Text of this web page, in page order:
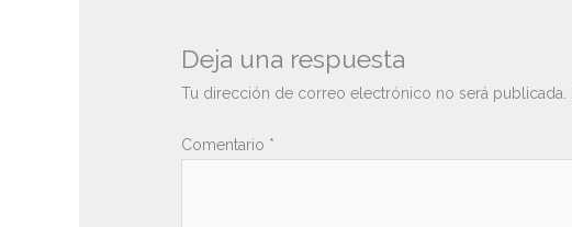
Deja una respuesta
Tu dirección de correo electrónico no será publicada.
Comentario *